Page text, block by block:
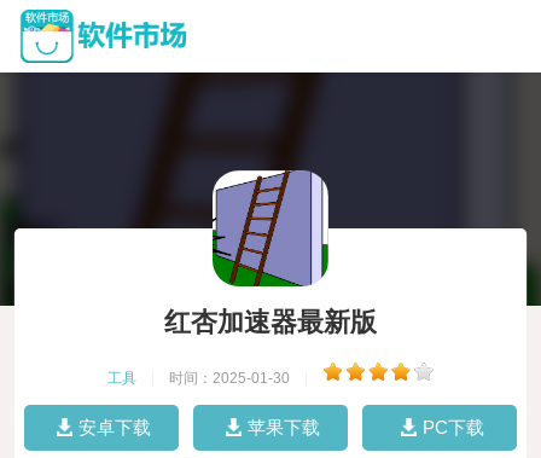
红杏加速器最新版
工具 时间：2025-01-30
安卓下载 苹果下载 PC下载